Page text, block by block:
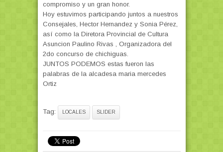
compromiso y un gran honor.
Hoy estuvimos participando juntos a nuestros
Consejales, Hector Hernandez y Sonia Pérez,
así como la Diretora Provincial de Cultura
Asuncion Paulino Rivas , Organizadora del
2do concurso de chichiguas.
JUNTOS PODEMOS estas fueron las
palabras de la alcadesa maria mercedes
Ortiz
Tag: LOCALES SLIDER